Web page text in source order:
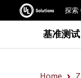
探
基准测试